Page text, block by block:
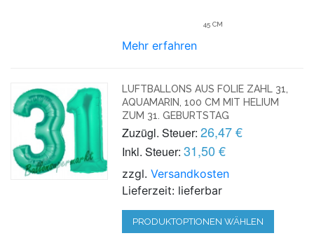
45 CM
Mehr erfahren
LUFTBALLONS AUS FOLIE ZAHL 31,
AQUAMARIN, 100 CM MIT HELIUM
ZUM 31. GEBURTSTAG
Zuzügl. Steuer: 26,47 €
Inkl. Steuer: 31,50 €
zzgl.Versandkosten
Lieferzeit: lieferbar
PRODUKTOPTIONEN WÄHLEN